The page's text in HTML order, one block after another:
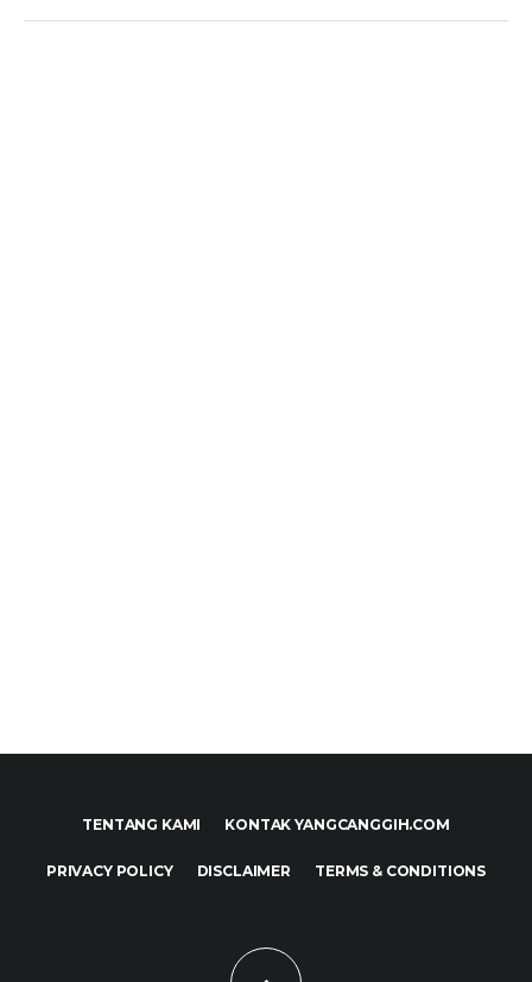
TENTANG KAMI KONTAK YANGCANGGIH.COM
PRIVACY POLICY DISCLAIMER TERMS & CONDITIONS